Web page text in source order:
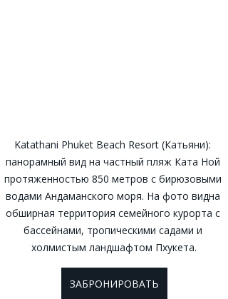
Katathani Phuket Beach Resort (Катьяни):
панорамный вид на частный пляж Ката Ной
протяженностью 850 метров с бирюзовыми
водами Андаманского моря. На фото видна
обширная территория семейного курорта с
бассейнами, тропическими садами и
холмистым ландшафтом Пхукета.
ЗАБРОНИРОВАТЬ